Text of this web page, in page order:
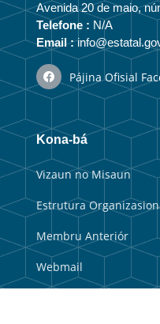
Avenida 20 de maio,
Telefone : N/A
Email :
Pájina Ofisial
Kona-bá
Vizaun no Misaun
Estrutura
Membru Anteriór
Webmail